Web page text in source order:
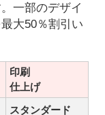
一部のデザイ
大50％割引い
印刷
仕上げ
スタンダード